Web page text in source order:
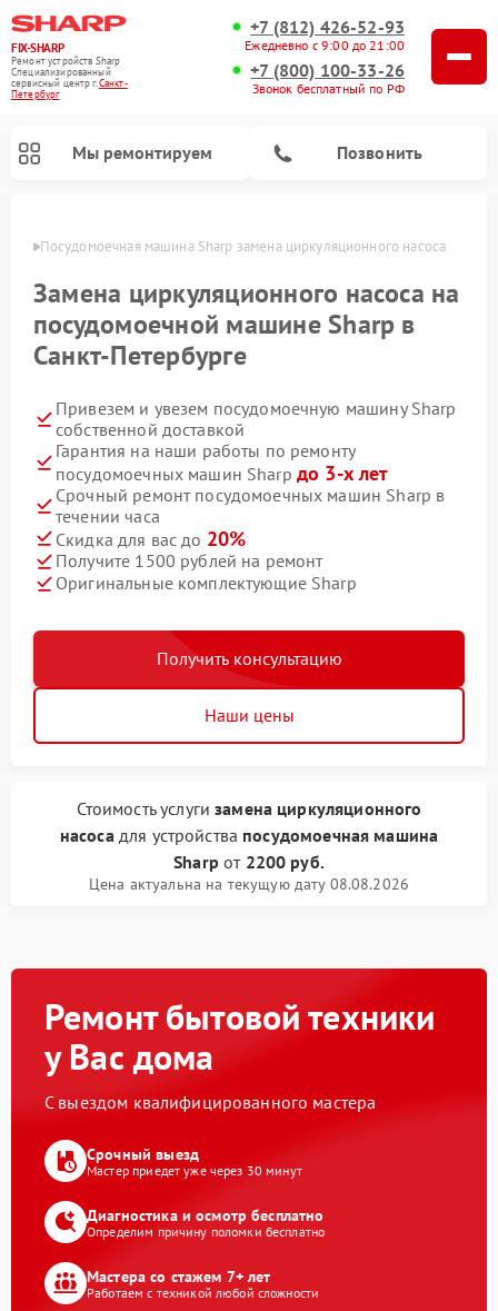
FIX-SHARP
Ремонт устройств Sharp
Специализированный
cервисный центр г.Санкт-
Петербург
+7 (812) 426-52-93
Ежедневно с 9:00 до 21:00
+7 (800) 100-33-26
Звонок бесплатный по РФ
Мы ремонтируем Позвонить
Посудомоечная машина Sharp замена циркуляционного насоса
Замена циркуляционного насоса на
посудомоечной машине Sharp в
Санкт-Петербурге
Привезем и увезем посудомоечную машину Sharp
собственной доставкой
Гарантия на наши работы по ремонту
посудомоечных машин Sharp до 3-х лет
Срочный ремонт посудомоечных машин Sharp в
течении часа
Скидка для вас до 20%
Получите 1500 рублей на ремонт
Оригинальные комплектующие Sharp
Получить консультацию
Наши цены
Стоимость услугизамена циркуляционного
насоса для устройства посудомоечная машина
Sharp от 2200 руб.
Цена актуальна на текущую дату 08.08.2026
Ремонт бытовой техники
у Вас дома
С выездом квалифицированного мастера
Срочный выезд
Мастер приедет уже через 30 минут
Диагностика и осмотр бесплатно
Определим причину поломки бесплатно
Мастера со стажем 7+ лет
Работаем с техникой любой сложности